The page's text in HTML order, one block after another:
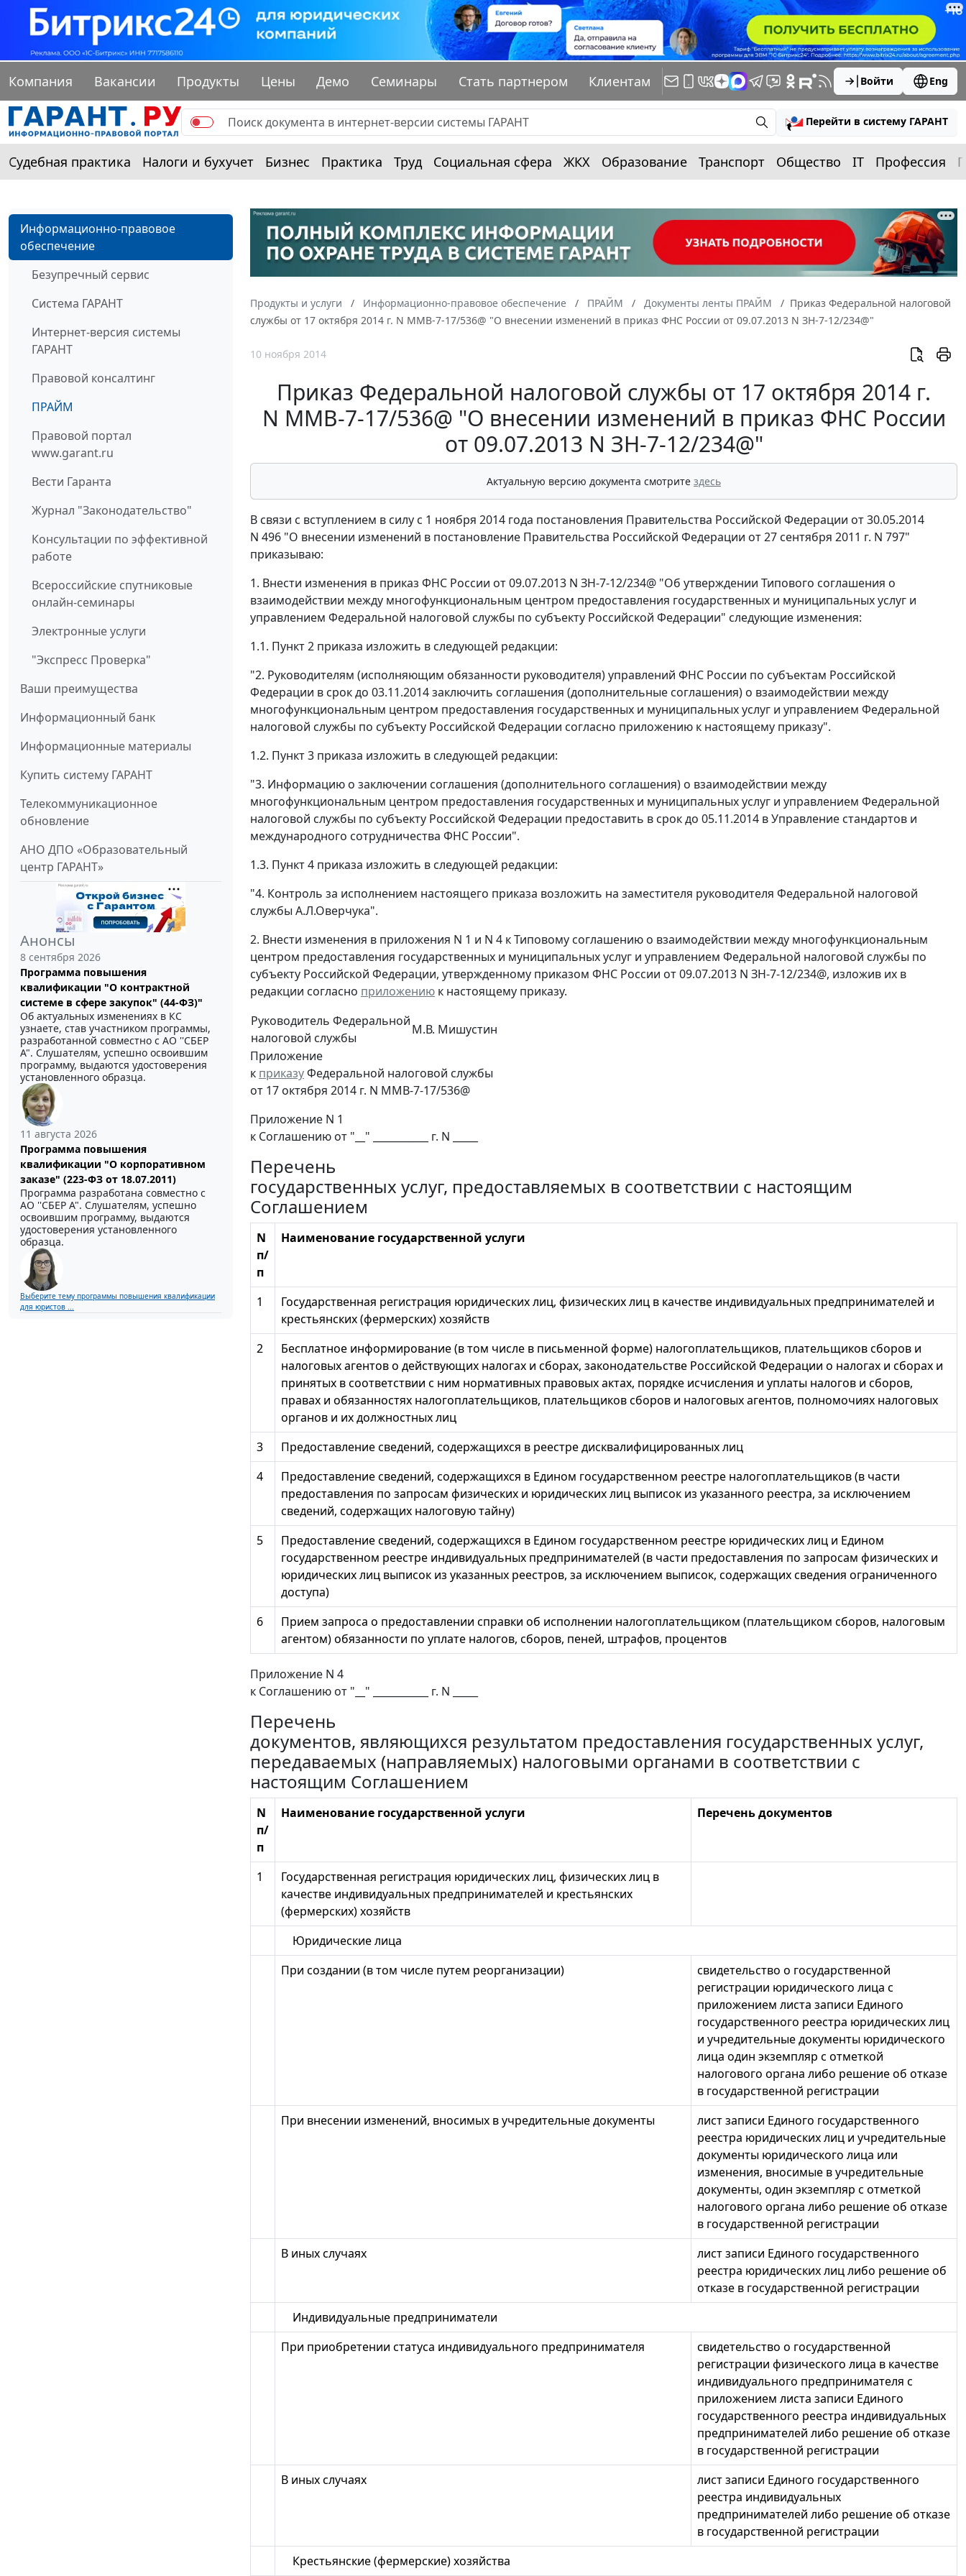
Компания Вакансии Продукты Цены Демо Семинары Стать партнером Клиентам Войти Eng
Перейти в систему ГАРАНТ
Судебная практика Налоги и бухучет Бизнес Практика Труд Социальная сфера ЖКХ Образование Транспорт Общество IT Профессия
Информационно-правовое
обеспечение
Безупречный сервис
Система ГАРАНТ
Интернет-версия системы
ГАРАНТ
Правовой консалтинг
ПРАЙМ
Правовой портал
www.garant.ru
Вести Гаранта
Журнал "Законодательство"
Консультации по эффективной
работе
Всероссийские спутниковые
онлайн-семинары
Электронные услуги
"Экспресс Проверка"
Ваши преимущества
Информационный банк
Информационные материалы
Купить систему ГАРАНТ
Телекоммуникационное
обновление
АНО ДПО «Образовательный
центр ГАРАНТ»
Анонсы
8 сентября 2026
Программа повышения
квалификации "О контрактной
системе в сфере закупок" (44-ФЗ)"
Об актуальных изменениях в КС
узнаете, став участником программы,
разработанной совместно с АО ''СБЕР
А". Слушателям, успешно освоившим
программу, выдаются удостоверения
установленного образца.
11 августа 2026
Программа повышения
квалификации "О корпоративном
заказе" (223-ФЗ от 18.07.2011)
Программа разработана совместно с
АО ''СБЕР А". Слушателям, успешно
освоившим программу, выдаются
удостоверения установленного
образца.
Выберите тему программы повышения квалификации
для юристов ...
Продукты и услуги Информационно-правовое обеспечение ПРАЙМ Документы ленты ПРАЙМ
Приказ Федеральной налоговой
службы от 17 октября 2014 г. N ММВ-7-17/536@ "О внесении изменений в приказ ФНС России от 09.07.2013 N ЗН-7-12/234@"
10 ноября 2014
Приказ Федеральной налоговой службы от 17 октября 2014 г.
N ММВ-7-17/536@ "О внесении изменений в приказ ФНС России
от 09.07.2013 N ЗН-7-12/234@"
Актуальную версию документа смотрите здесь
В связи с вступлением в силу с 1 ноября 2014 года постановления Правительства Российской Федерации от 30.05.2014
N 496 "О внесении изменений в постановление Правительства Российской Федерации от 27 сентября 2011 г. N 797"
приказываю:
1. Внести изменения в приказ ФНС России от 09.07.2013 N ЗН-7-12/234@ "Об утверждении Типового соглашения о
взаимодействии между многофункциональным центром предоставления государственных и муниципальных услуг и
управлением Федеральной налоговой службы по субъекту Российской Федерации" следующие изменения:
1.1. Пункт 2 приказа изложить в следующей редакции:
"2. Руководителям (исполняющим обязанности руководителя) управлений ФНС России по субъектам Российской
Федерации в срок до 03.11.2014 заключить соглашения (дополнительные соглашения) о взаимодействии между
многофункциональным центром предоставления государственных и муниципальных услуг и управлением Федеральной
налоговой службы по субъекту Российской Федерации согласно приложению к настоящему приказу".
1.2. Пункт 3 приказа изложить в следующей редакции:
"3. Информацию о заключении соглашения (дополнительного соглашения) о взаимодействии между
многофункциональным центром предоставления государственных и муниципальных услуг и управлением Федеральной
налоговой службы по субъекту Российской Федерации предоставить в срок до 05.11.2014 в Управление стандартов и
международного сотрудничества ФНС России".
1.3. Пункт 4 приказа изложить в следующей редакции:
"4. Контроль за исполнением настоящего приказа возложить на заместителя руководителя Федеральной налоговой
службы А.Л.Оверчука".
2. Внести изменения в приложения N 1 и N 4 к Типовому соглашению о взаимодействии между многофункциональным
центром предоставления государственных и муниципальных услуг и управлением Федеральной налоговой службы по
субъекту Российской Федерации, утвержденному приказом ФНС России от 09.07.2013 N ЗН-7-12/234@, изложив их в
редакции согласно приложению к настоящему приказу.
Руководитель Федеральной
налоговой службы
М.В. Мишустин
Приложение
к приказуФедеральной налоговой службы
от 17 октября 2014 г. N ММВ-7-17/536@
Приложение N 1
к Соглашению от "__" ___________ г. N _____
Перечень
государственных услуг, предоставляемых в соответствии с настоящим
Соглашением
N
п/
п
Наименование государственной услуги
1
Государственная регистрация юридических лиц, физических лиц в качестве индивидуальных предпринимателей и
крестьянских (фермерских) хозяйств
2
Бесплатное информирование (в том числе в письменной форме) налогоплательщиков, плательщиков сборов и
налоговых агентов о действующих налогах и сборах, законодательстве Российской Федерации о налогах и сборах и
принятых в соответствии с ним нормативных правовых актах, порядке исчисления и уплаты налогов и сборов,
правах и обязанностях налогоплательщиков, плательщиков сборов и налоговых агентов, полномочиях налоговых
органов и их должностных лиц
3
Предоставление сведений, содержащихся в реестре дисквалифицированных лиц
4
Предоставление сведений, содержащихся в Едином государственном реестре налогоплательщиков (в части
предоставления по запросам физических и юридических лиц выписок из указанного реестра, за исключением
сведений, содержащих налоговую тайну)
5
Предоставление сведений, содержащихся в Едином государственном реестре юридических лиц и Едином
государственном реестре индивидуальных предпринимателей (в части предоставления по запросам физических и
юридических лиц выписок из указанных реестров, за исключением выписок, содержащих сведения ограниченного
доступа)
6
Прием запроса о предоставлении справки об исполнении налогоплательщиком (плательщиком сборов, налоговым
агентом) обязанности по уплате налогов, сборов, пеней, штрафов, процентов
Приложение N 4
к Соглашению от "__" ___________ г. N _____
Перечень
документов, являющихся результатом предоставления государственных услуг,
передаваемых (направляемых) налоговыми органами в соответствии с
настоящим Соглашением
N
п/
п
Наименование государственной услуги Перечень документов
1
Государственная регистрация юридических лиц, физических лиц в
качестве индивидуальных предпринимателей и крестьянских
(фермерских) хозяйств
Юридические лица
При создании (в том числе путем реорганизации)
свидетельство о государственной
регистрации юридического лица с
приложением листа записи Единого
государственного реестра юридических лиц
и учредительные документы юридического
лица один экземпляр с отметкой
налогового органа либо решение об отказе
в государственной регистрации
При внесении изменений, вносимых в учредительные документы
лист записи Единого государственного
реестра юридических лиц и учредительные
документы юридического лица или
изменения, вносимые в учредительные
документы, один экземпляр с отметкой
налогового органа либо решение об отказе
в государственной регистрации
В иных случаях
лист записи Единого государственного
реестра юридических лиц либо решение об
отказе в государственной регистрации
Индивидуальные предприниматели
При приобретении статуса индивидуального предпринимателя
свидетельство о государственной
регистрации физического лица в качестве
индивидуального предпринимателя с
приложением листа записи Единого
государственного реестра индивидуальных
предпринимателей либо решение об отказе
в государственной регистрации
В иных случаях
лист записи Единого государственного
реестра индивидуальных
предпринимателей либо решение об отказе
в государственной регистрации
Крестьянские (фермерские) хозяйства